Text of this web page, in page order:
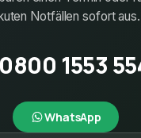
Notfällen sofort aus.
0800 1553
WhatsApp